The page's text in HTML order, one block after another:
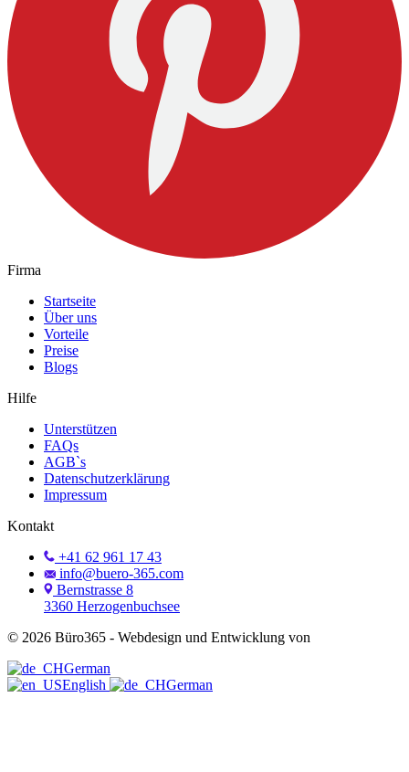
Firma
Startseite
Über uns
Vorteile
Preise
Blogs
Hilfe
Unterstützen
FAQs
AGB`s
Datenschutzerklärung
Impressum
Kontakt
+41 62 961 17 43
info@buero-365.com
Bernstrasse 8
3360 Herzogenbuchsee
© 2026 Büro365 - Webdesign und Entwicklung von
German
English
German